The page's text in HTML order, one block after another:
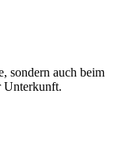
sondern auch beim
Unterkunft.